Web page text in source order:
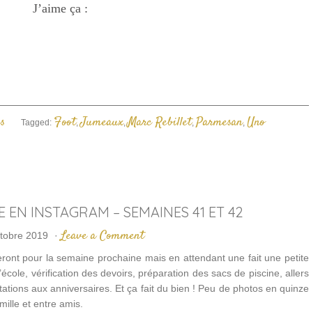
Facebook(ouvre
dans
Twitter(ouvre
dans
lien
par
J’aime ça :
Tagged: Foot,Jumeaux,Marc Rebillet, Parmesan, Uno
EN INSTAGRAM – SEMAINES 41 ET 42
2019 · Leave a Comment
pour la semaine prochaine mais en attendant une fait une petite
vérification des devoirs, préparation des sacs de piscine, allers
aux anniversaires. Et ça fait du bien ! Peu de photos en quinze
et entre amis.